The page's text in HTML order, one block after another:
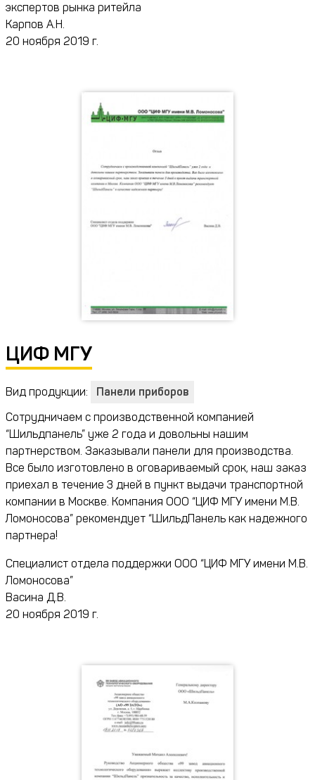
экспертов рынка ритейла
Карпов А.Н.
20 ноября 2019 г.
ЦИФ МГУ
Вид продукции:
Панели приборов
Сотрудничаем с производственной компанией
“Шильдпанель” уже 2 года и довольны нашим
партнерством. Заказывали панели для производства.
Все было изготовлено в оговариваемый срок, наш заказ
приехал в течение 3 дней в пункт выдачи транспортной
компании в Москве. Компания ООО “ЦИФ МГУ имени М.В.
Ломоносова” рекомендует “ШильдПанель как надежного
партнера!
Специалист отдела поддержки ООО “ЦИФ МГУ имени М.В.
Ломоносова”
Васина Д.В.
20 ноября 2019 г.